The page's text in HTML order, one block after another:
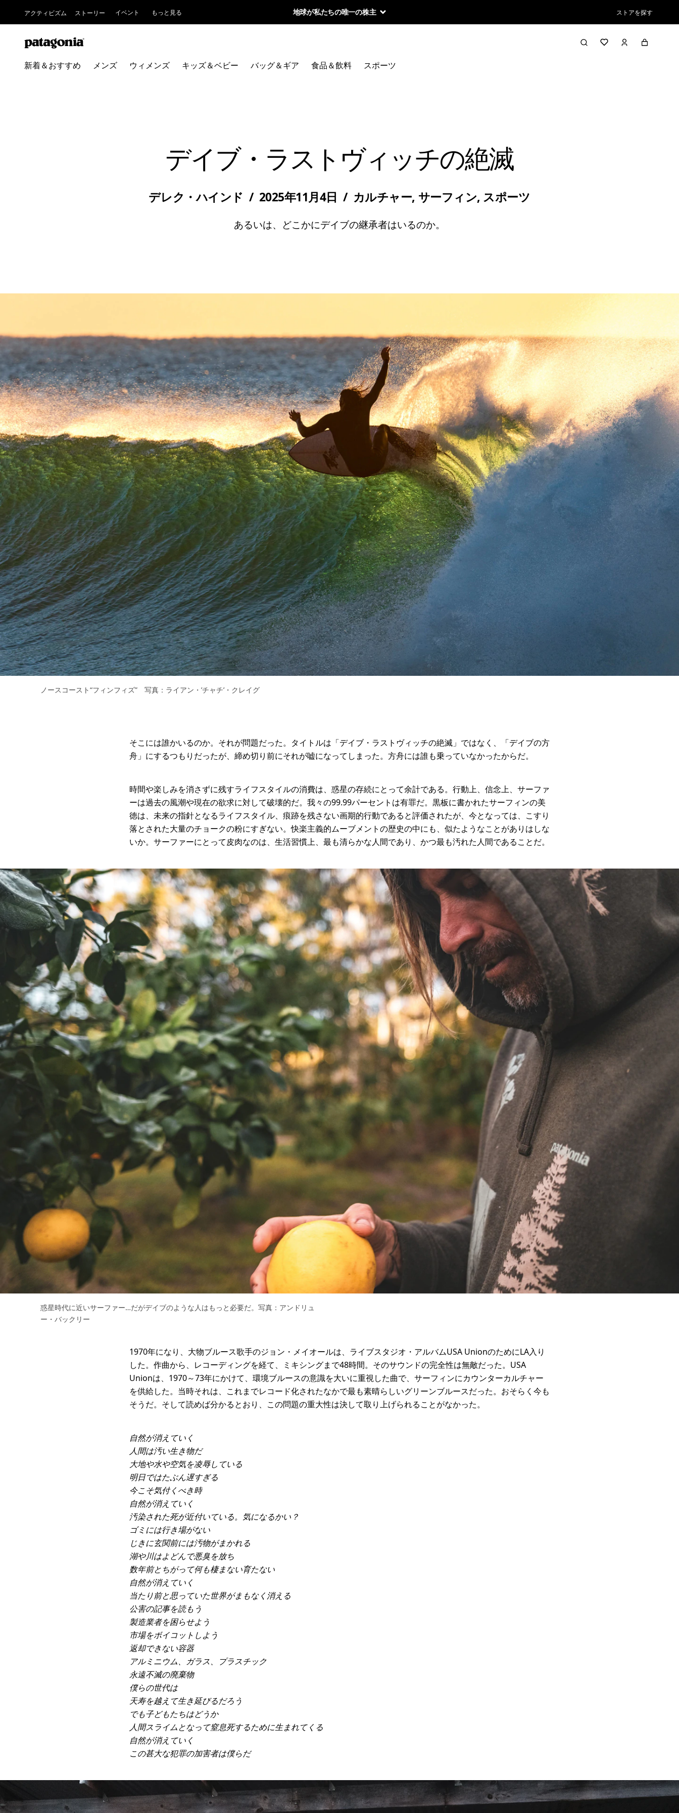
アクティビズム ストーリー イベント もっと見る 地球が私たちの唯一の株主 ストアを探す
新着＆おすすめ メンズ ウィメンズ キッズ＆ベビー バッグ＆ギア 食品＆飲料 スポーツ
デイブ・ラストヴィッチの絶滅
デレク・ハインド / 2025年11月4日 / カルチャー, サーフィン, スポーツ
あるいは、どこかにデイブの継承者はいるのか。
ノースコースト“フィンフィズ” 写真：ライアン・’チャチ’・クレイグ
そこには誰かいるのか。それが問題だった。タイトルは「デイブ・ラストヴィッチの絶滅」ではなく、「デイブの方
舟」にするつもりだったが、締め切り前にそれが嘘になってしまった。方舟には誰も乗っていなかったからだ。
時間や楽しみを消さずに残すライフスタイルの消費は、惑星の存続にとって余計である。行動上、信念上、サーファ
ーは過去の風潮や現在の欲求に対して破壊的だ。我々の99.99パーセントは有罪だ。黒板に書かれたサーフィンの美
徳は、未来の指針となるライフスタイル、痕跡を残さない画期的行動であると評価されたが、今となっては、こすり
落とされた大量のチョークの粉にすぎない。快楽主義的ムーブメントの歴史の中にも、似たようなことがありはしな
いか。サーファーにとって皮肉なのは、生活習慣上、最も清らかな人間であり、かつ最も汚れた人間であることだ。
惑星時代に近いサーファー…だがデイブのような人はもっと必要だ。写真：アンドリュ
ー・バックリー
1970年になり、大物ブルース歌手のジョン・メイオールは、ライブスタジオ・アルバムUSA UnionのためにLA入り
した。作曲から、レコーディングを経て、ミキシングまで48時間。そのサウンドの完全性は無敵だった。USA
Unionは、1970～73年にかけて、環境ブルースの意識を大いに重視した曲で、サーフィンにカウンターカルチャー
を供給した。当時それは、これまでレコード化されたなかで最も素晴らしいグリーンブルースだった。おそらく今も
そうだ。そして読めば分かるとおり、この問題の重大性は決して取り上げられることがなかった。
自然が消えていく
人間は汚い生き物だ
大地や水や空気を凌辱している
明日ではたぶん遅すぎる
今こそ気付くべき時
自然が消えていく
汚染された死が近付いている。気になるかい？
ゴミには行き場がない
じきに玄関前には汚物がまかれる
湖や川はよどんで悪臭を放ち
数年前とちがって何も棲まない育たない
自然が消えていく
当たり前と思っていた世界がまもなく消える
公害の記事を読もう
製造業者を困らせよう
市場をボイコットしよう
返却できない容器
アルミニウム、ガラス、プラスチック
永遠不滅の廃棄物
僕らの世代は
天寿を越えて生き延びるだろう
でも子どもたちはどうか
人間スライムとなって窒息死するために生まれてくる
自然が消えていく
この甚大な犯罪の加害者は僕らだ